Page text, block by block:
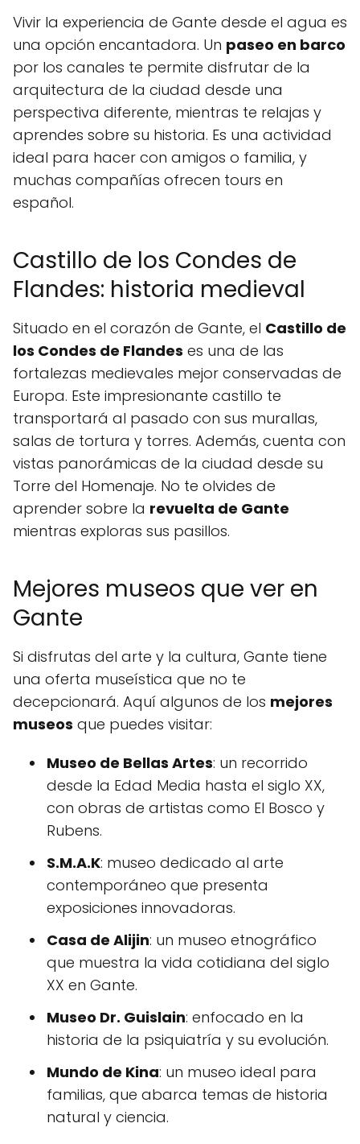
Vivir la experiencia de Gante desde el agua es
una opción encantadora. Un paseo en barco
por los canales te permite disfrutar de la
arquitectura de la ciudad desde una
perspectiva diferente, mientras te relajas y
aprendes sobre su historia. Es una actividad
ideal para hacer con amigos o familia, y
muchas compañías ofrecen tours en
español.
Castillo de los Condes de
Flandes: historia medieval
Situado en el corazón de Gante, el Castillo de
los Condes de Flandes es una de las
fortalezas medievales mejor conservadas de
Europa. Este impresionante castillo te
transportará al pasado con sus murallas,
salas de tortura y torres. Además, cuenta con
vistas panorámicas de la ciudad desde su
Torre del Homenaje. No te olvides de
aprender sobre la revuelta de Gante
mientras exploras sus pasillos.
Mejores museos que ver en
Gante
Si disfrutas del arte y la cultura, Gante tiene
una oferta museística que no te
decepcionará. Aquí algunos de los mejores
museos que puedes visitar:
Museo de Bellas Artes: un recorrido
desde la Edad Media hasta el siglo XX,
con obras de artistas como El Bosco y
Rubens.
S.M.A.K: museo dedicado al arte
contemporáneo que presenta
exposiciones innovadoras.
Casa de Alijin: un museo etnográfico
que muestra la vida cotidiana del siglo
XX en Gante.
Museo Dr. Guislain: enfocado en la
historia de la psiquiatría y su evolución.
Mundo de Kina: un museo ideal para
familias, que abarca temas de historia
natural y ciencia.